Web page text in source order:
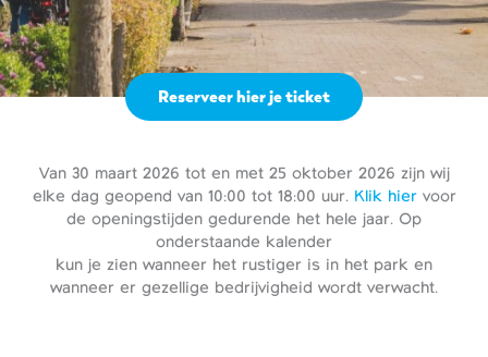
Van 30 maart 2026 tot en met 25 oktober 2026 zijn wij
elke dag geopend van 10:00 tot 18:00 uur. Klik hiervoor
de openingstijden gedurende het hele jaar. Op
onderstaande kalender
kun je zien wanneer het rustiger is in het park en
wanneer er gezellige bedrijvigheid wordt verwacht.
Reserveer hier je ticket